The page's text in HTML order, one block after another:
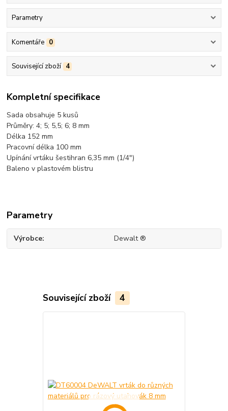
Parametry
Komentáře 0
Související zboží 4
Kompletní specifikace
Sada obsahuje 5 kusů
Průměry: 4; 5; 5,5; 6; 8 mm
Délka 152 mm
Pracovní délka 100 mm
Upínání vrtáku šestihran 6,35 mm (1/4")
Baleno v plastovém blistru
Parametry
Výrobce Dewalt ®
Související zboží 4